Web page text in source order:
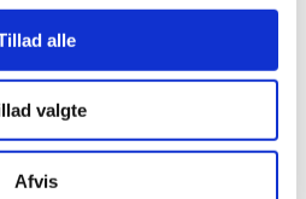
alle
valgte
Afvis
el-biler
Børn